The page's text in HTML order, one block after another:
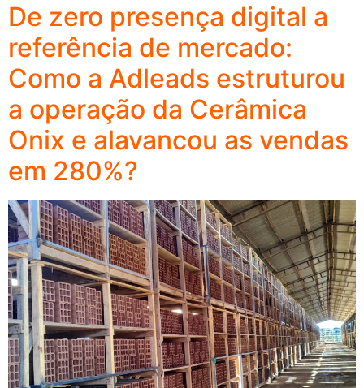
De zero presença digital a
referência de mercado:
Como a Adleads estruturou
a operação da Cerâmica
Onix e alavancou as vendas
em 280%?